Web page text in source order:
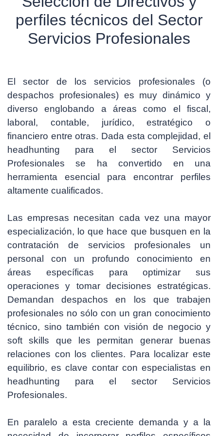
perfiles técnicos del Sector
Servicios Profesionales
El sector de los servicios profesionales (o
despachos profesionales) es muy dinámico y
diverso englobando a áreas como el fiscal,
laboral, contable, jurídico, estratégico o
financiero entre otras. Dada esta complejidad, el
headhunting para el sector Servicios
Profesionales se ha convertido en una
herramienta esencial para encontrar perfiles
altamente cualificados.
Las empresas necesitan cada vez una mayor
especialización, lo que hace que busquen en la
contratación de servicios profesionales un
personal con un profundo conocimiento en
áreas específicas para optimizar sus
operaciones y tomar decisiones estratégicas.
Demandan despachos en los que trabajen
profesionales no sólo con un gran conocimiento
técnico, sino también con visión de negocio y
soft skills que les permitan generar buenas
relaciones con los clientes. Para localizar este
equilibrio, es clave contar con especialistas en
headhunting para el sector Servicios
Profesionales.
En paralelo a esta creciente demanda y a la